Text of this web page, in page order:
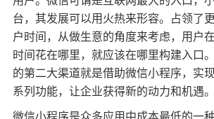
台，其发展可以用火热来形容。占领了
户时间，从做生意的角度来考虑，用户
时间花在哪里，就应该在哪里构建入口
的第二大渠道就是借助微信小程序，实
系列功能，让企业获得新的动力和机遇。